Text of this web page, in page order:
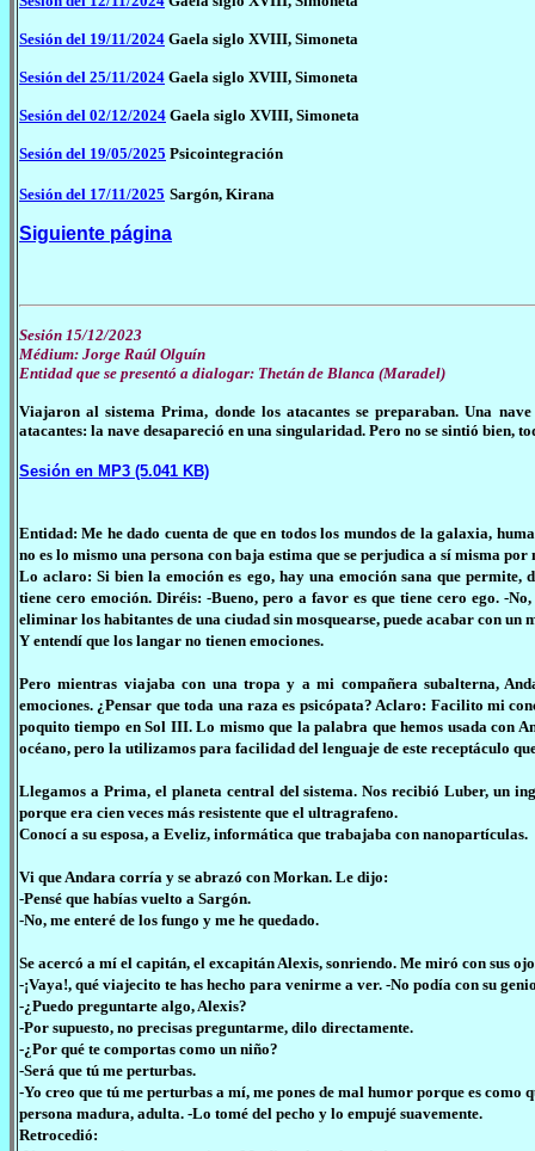
Sesión del 19/11/2024 Gaela siglo XVIII, Simoneta
Sesión del 25/11/2024 Gaela siglo XVIII, Simoneta
Sesión del 02/12/2024 Gaela siglo XVIII, Simoneta
Sesión del 19/05/2025 Psicointegración
Sesión del 17/11/2025 Sargón, Kirana
Siguiente página
Sesión 15/12/2023
Médium: Jorge Raúl Olguín
Entidad que se presentó a dialogar: Thetán de Blanca (Maradel)
Viajaron al sistema Prima, donde los atacantes se preparaban. Una
atacantes: la nave desapareció en una singularidad. Pero no se sintió bien,
Sesión en MP3 (5.041 KB)
Entidad: Me he dado cuenta de que en todos los mundos de la galaxia,
no es lo mismo una persona con baja estima que se perjudica a sí misma
Lo aclaro: Si bien la emoción es ego, hay una emoción sana que
tiene cero emoción. Diréis: -Bueno, pero a favor es que tiene cero ego. -
eliminar los habitantes de una ciudad sin mosquearse, puede acabar con un
Y entendí que los langar no tienen emociones.
Pero mientras viajaba con una tropa y a mi compañera subalterna,
emociones. ¿Pensar que toda una raza es psicópata? Aclaro: Facilito mi
poquito tiempo en Sol III. Lo mismo que la palabra que hemos usada con
océano, pero la utilizamos para facilidad del lenguaje de este receptáculo
Llegamos a Prima, el planeta central del sistema. Nos recibió Luber, un
porque era cien veces más resistente que el ultragrafeno.
Conocí a su esposa, a Eveliz, informática que trabajaba con nanopartículas.
Vi que Andara corría y se abrazó con Morkan. Le dijo:
-Pensé que habías vuelto a Sargón.
-No, me enteré de los fungo y me he quedado.
Se acercó a mí el capitán, el excapitán Alexis, sonriendo. Me miró con sus
-¡Vaya!, qué viajecito te has hecho para venirme a ver. -No podía con su
-¿Puedo preguntarte algo, Alexis?
-Por supuesto, no precisas preguntarme, dilo directamente.
-¿Por qué te comportas como un niño?
-Será que tú me perturbas.
-Yo creo que tú me perturbas a mí, me pones de mal humor porque es
persona madura, adulta. -Lo tomé del pecho y lo empujé suavemente.
Retrocedió: